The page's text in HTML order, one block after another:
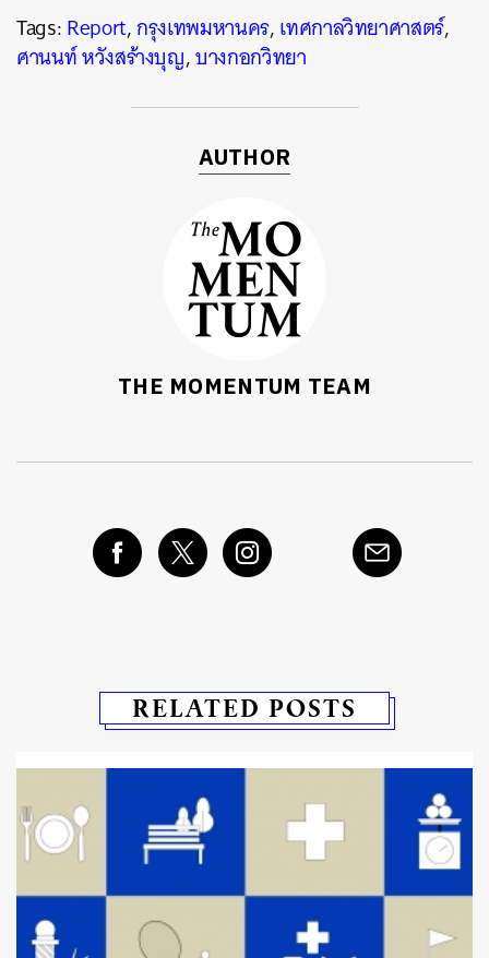
Tags:Report,กรุงเทพมหานคร,เทศกาลวิทยาศาสตร์,
ศานนท์ หวังสร้างบุญ,บางกอกวิทยา
AUTHOR
THE MOMENTUM TEAM
RELATED POSTS